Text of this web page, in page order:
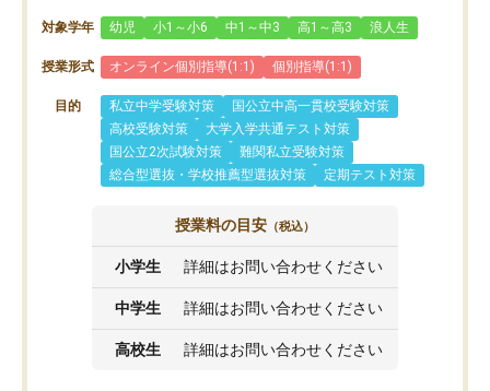
対象学年 幼児 小1～小6 中1～中3 高1～高3 浪人生
授業形式 オンライン個別指導(1:1) 個別指導(1:1)
目的 私立中学受験対策
国公立中高一貫校受験対策
高校受験対策
大学入学共通テスト対策
国公立2次試験対策
難関私立受験対策
総合型選抜・学校推薦型選抜対策
定期テスト対策
授業料の目安 （税込）
小学生 詳細はお問い合わせください
中学生 詳細はお問い合わせください
高校生 詳細はお問い合わせください